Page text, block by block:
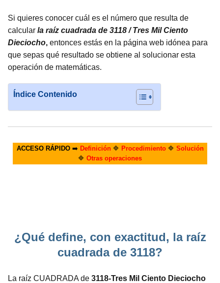
Si quieres conocer cuál es el número que resulta de
calcular la raíz cuadrada de 3118 / Tres Mil Ciento
Dieciocho, entonces estás en la página web idónea para
que sepas qué resultado se obtiene al solucionar esta
operación de matemáticas.
Índice Contenido
ACCESO RÁPIDO➡️ Definición🔷 Procedimiento🔷 Solución
🔷 Otras operaciones
¿Qué define, con exactitud, la raíz
cuadrada de 3118?
La raíz CUADRADA de 3118-Tres Mil Ciento Dieciocho